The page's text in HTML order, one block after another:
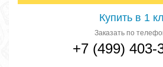
Купить в 1
Заказать по
+7 (499) 403-